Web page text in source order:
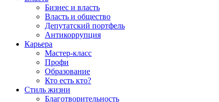
Бизнес и власть
Власть и общество
Депутатский портфель
Антикоррупция
Карьера
Мастер-класс
Профи
Образование
Кто есть кто?
Стиль жизни
Благотворительность